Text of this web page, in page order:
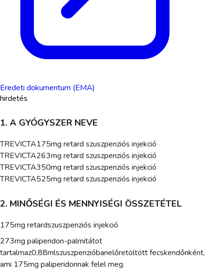
Eredeti dokumentum (EMA)
hirdetés
1. A GYÓGYSZER NEVE
TREVICTA175mg retard szuszpenziós injekció
TREVICTA263mg retard szuszpenziós injekció
TREVICTA350mg retard szuszpenziós injekció
TREVICTA525mg retard szuszpenziós injekció
2. MINŐSÉGI ÉS MENNYISÉGI ÖSSZETÉTEL
175mg retardszuszpenziós injekció
273mg paliperidon-palmitátot
tartalmaz0,88mlszuszpenzióbanelőretöltött fecskendőnként,
ami 175mg paliperidonnak felel meg.